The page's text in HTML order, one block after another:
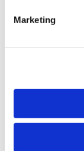
Marketing